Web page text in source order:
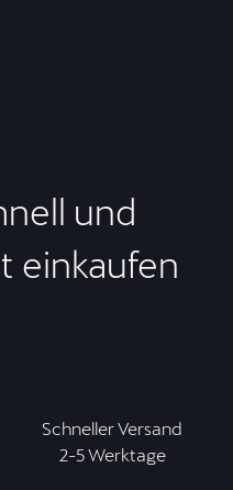
und
einkaufen
Schneller Versand
2-5 Werktage